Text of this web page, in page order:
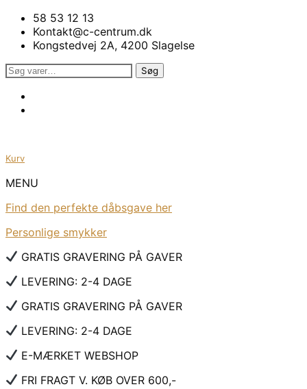
58 53 12 13
Kontakt@c-centrum.dk
Kongstedvej 2A, 4200 Slagelse
Søg
Søg
Kurv
MENU
Find den perfekte dåbsgave her
Personlige smykker
GRATIS GRAVERING PÅ GAVER
LEVERING: 2-4 DAGE
GRATIS GRAVERING PÅ GAVER
LEVERING: 2-4 DAGE
E-MÆRKET WEBSHOP
FRI FRAGT V. KØB OVER 600,-